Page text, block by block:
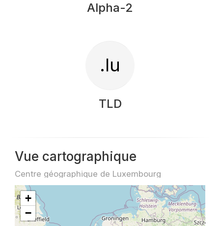
Alpha-2
.lu
TLD
Vue cartographique
Centre géographique de Luxembourg
+
−